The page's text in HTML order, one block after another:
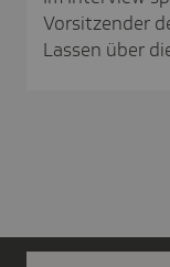
Vorsitzender
Lassen über